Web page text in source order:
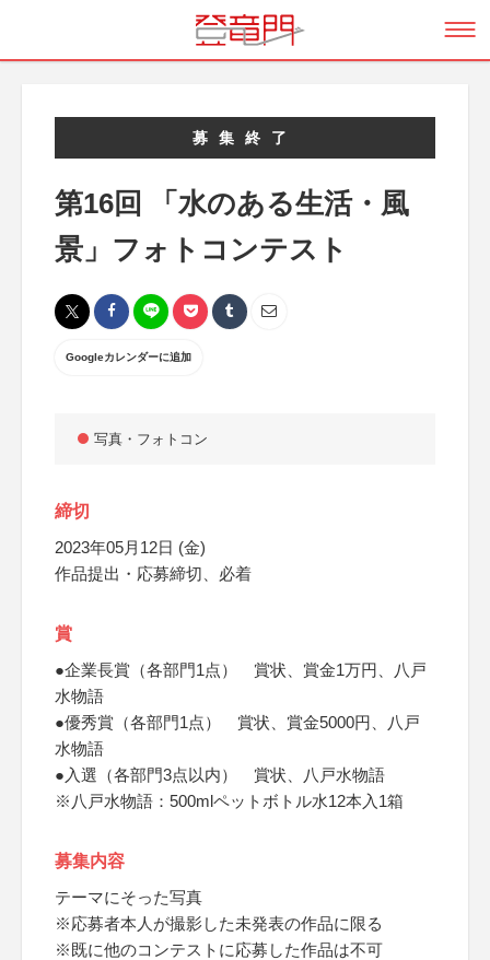
募集終了
第16回 「水のある生活・風
景」フォトコンテスト
Googleカレンダーに追加
写真・フォトコン
締切
2023年05月12日 (金)
作品提出・応募締切、必着
賞
●企業長賞（各部門1点） 賞状、賞金1万円、八戸
水物語
●優秀賞（各部門1点） 賞状、賞金5000円、八戸
水物語
●入選（各部門3点以内） 賞状、八戸水物語
※八戸水物語：500mlペットボトル水12本入1箱
募集内容
テーマにそった写真
※応募者本人が撮影した未発表の作品に限る
※既に他のコンテストに応募した作品は不可